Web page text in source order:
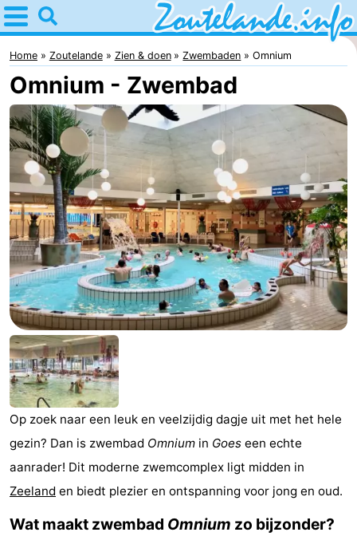
Home
Zoutelande
Tips
Voor
kinderen
Webcam
Webcam
Langstraat
Webcam
Strand
Overnachten
Appartementen
Bed
(&
breakfasts)
Campings
Hotels
Vakantiehuizen
Last
minutes
Strand
Home Zoutelande Zien & doen Zwembaden Omnium
Omnium - Zwembad
Op zoek naar een leuk en veelzijdig dagje uit met het hele
gezin? Dan is zwembad Omnium in Goes een echte
aanrader! Dit moderne zwemcomplex ligt midden in
Zeeland en biedt plezier en ontspanning voor jong en oud.
Wat maakt zwembad Omnium zo bijzonder?